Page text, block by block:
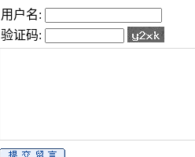
用户名:
验证码: